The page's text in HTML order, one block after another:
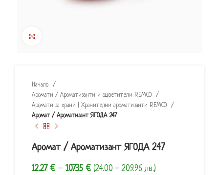
Начало
Аромати / Ароматизанти и оцветители REMCO
Аромати за храни | Хранителни ароматизанти REMCO
Аромат / Ароматизант ЯГОДА 247
Аромат / Ароматизант ЯГОДА 247
12.27 € – 107.35 € (24.00 - 209.96 лв.)